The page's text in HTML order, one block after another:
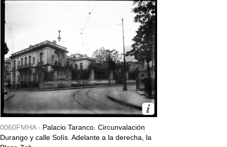
0060FMHA - Palacio Taranco. Circunvalación
Durango y calle Solís. Adelante a la derecha, la